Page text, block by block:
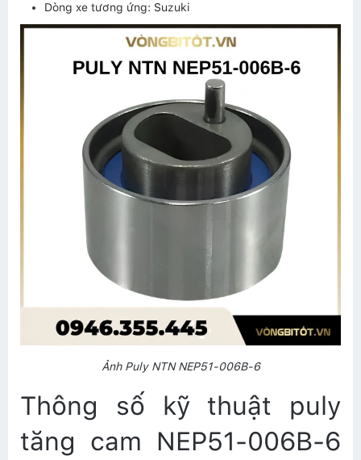
Dòng xe tương ứng: Suzuki
Ảnh Puly NTN NEP51-006B-6
Thông số kỹ thuật puly
tăng cam NEP51-006B-6